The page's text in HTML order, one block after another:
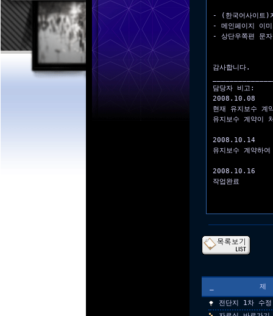
- (한국어사이트)
- 메인페이지 이
- 상단우쪽편 문
감사합니다.
담당자 비고:
2008.10.08
현재 유지보수 계
유지보수 계약이
2008.10.14
유지보수 계약하
2008.10.16
작업완료
전단지 1차 수정